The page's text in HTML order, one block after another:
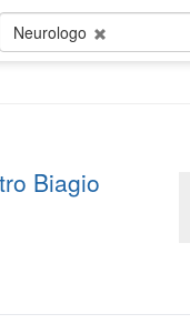
Neurologo
Biagio